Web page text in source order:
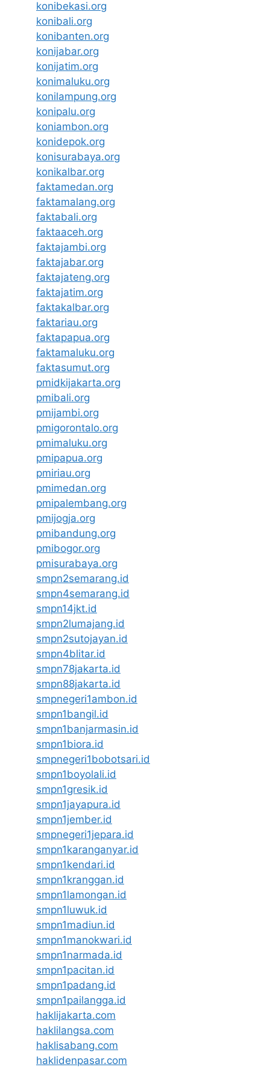
konibekasi.org
konibali.org
konibanten.org
konijabar.org
konijatim.org
konimaluku.org
konilampung.org
konipalu.org
koniambon.org
konidepok.org
konisurabaya.org
konikalbar.org
faktamedan.org
faktamalang.org
faktabali.org
faktaaceh.org
faktajambi.org
faktajabar.org
faktajateng.org
faktajatim.org
faktakalbar.org
faktariau.org
faktapapua.org
faktamaluku.org
faktasumut.org
pmidkijakarta.org
pmibali.org
pmijambi.org
pmigorontalo.org
pmimaluku.org
pmipapua.org
pmiriau.org
pmimedan.org
pmipalembang.org
pmijogja.org
pmibandung.org
pmibogor.org
pmisurabaya.org
smpn2semarang.id
smpn4semarang.id
smpn14jkt.id
smpn2lumajang.id
smpn2sutojayan.id
smpn4blitar.id
smpn78jakarta.id
smpn88jakarta.id
smpnegeri1ambon.id
smpn1bangil.id
smpn1banjarmasin.id
smpn1biora.id
smpnegeri1bobotsari.id
smpn1boyolali.id
smpn1gresik.id
smpn1jayapura.id
smpn1jember.id
smpnegeri1jepara.id
smpn1karanganyar.id
smpn1kendari.id
smpn1kranggan.id
smpn1lamongan.id
smpn1luwuk.id
smpn1madiun.id
smpn1manokwari.id
smpn1narmada.id
smpn1pacitan.id
smpn1padang.id
smpn1pailangga.id
haklijakarta.com
haklilangsa.com
haklisabang.com
haklidenpasar.com